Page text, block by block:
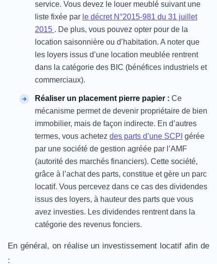
service. Vous devez le louer meublé suivant une
liste fixée par le décret N°2015-981 du 31 juillet
2015 . De plus, vous pouvez opter pour de la
location saisonnière ou d’habitation. A noter que
les loyers issus d’une location meublée rentrent
dans la catégorie des BIC (bénéfices industriels et
commerciaux).
Réaliser un placement pierre papier : Ce
mécanisme permet de devenir propriétaire de bien
immobilier, mais de façon indirecte. En d’autres
termes, vous achetez des parts d’une SCPI gérée
par une société de gestion agréée par l’AMF
(autorité des marchés financiers). Cette société,
grâce à l’achat des parts, constitue et gère un parc
locatif. Vous percevez dans ce cas des dividendes
issus des loyers, à hauteur des parts que vous
avez investies. Les dividendes rentrent dans la
catégorie des revenus fonciers.
En général, on réalise un investissement locatif afin de
: